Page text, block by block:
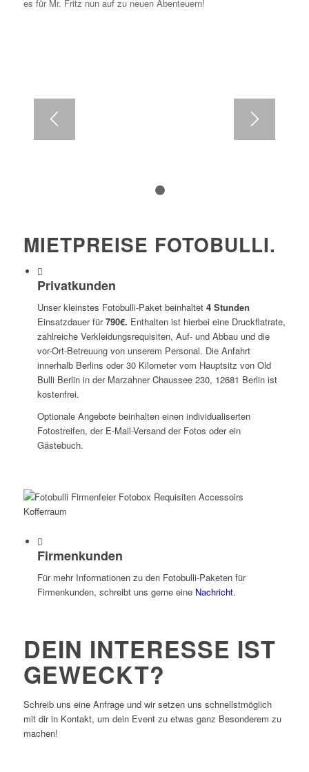
es für Mr. Fritz nun auf zu neuen Abenteuern!
MIETPREISE FOTOBULLI.
Privatkunden
Unser kleinstes Fotobulli-Paket beinhaltet 4 Stunden
Einsatzdauer für790€. Enthalten ist hierbei eine Druckflatrate,
zahlreiche Verkleidungsrequisiten, Auf- und Abbau und die
vor-Ort-Betreuung von unserem Personal. Die Anfahrt
innerhalb Berlins oder 30 Kilometer vom Hauptsitz von Old
Bulli Berlin in der Marzahner Chaussee 230, 12681 Berlin ist
kostenfrei.
Optionale Angebote beinhalten einen individualiserten
Fotostreifen, der E-Mail-Versand der Fotos oder ein
Gästebuch.
Firmenkunden
Für mehr Informationen zu den Fotobulli-Paketen für
Firmenkunden, schreibt uns gerne eine Nachricht.
DEIN INTERESSE IST
GEWECKT?
Schreib uns eine Anfrage und wir setzen uns schnellstmöglich
mit dir in Kontakt, um dein Event zu etwas ganz Besonderem zu
machen!